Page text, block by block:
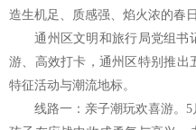
造生机足、质感强、焰火浓的春
通州区文明和旅行局党组书
游、高效打卡，通州区特别推出
特征活动与潮流地标。
线路一：亲子潮玩欢喜游。5